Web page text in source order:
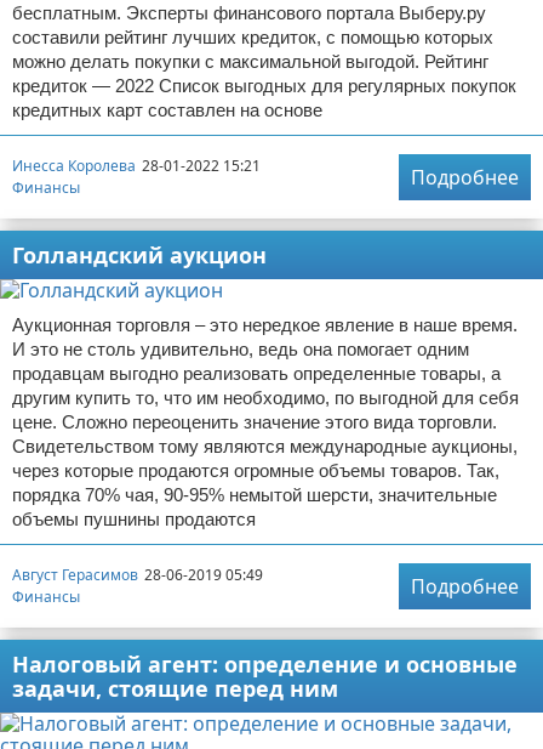
бесплатным. Эксперты финансового портала Выберу.ру
составили рейтинг лучших кредиток, с помощью которых
можно делать покупки с максимальной выгодой. Рейтинг
кредиток — 2022 Список выгодных для регулярных покупок
кредитных карт составлен на основе
Инесса Королева 28-01-2022 15:21
Финансы
Подробнее
Голландский аукцион
Аукционная торговля – это нередкое явление в наше время.
И это не столь удивительно, ведь она помогает одним
продавцам выгодно реализовать определенные товары, а
другим купить то, что им необходимо, по выгодной для себя
цене. Сложно переоценить значение этого вида торговли.
Свидетельством тому являются международные аукционы,
через которые продаются огромные объемы товаров. Так,
порядка 70% чая, 90-95% немытой шерсти, значительные
объемы пушнины продаются
Август Герасимов 28-06-2019 05:49
Финансы
Подробнее
Налоговый агент: определение и основные
задачи, стоящие перед ним